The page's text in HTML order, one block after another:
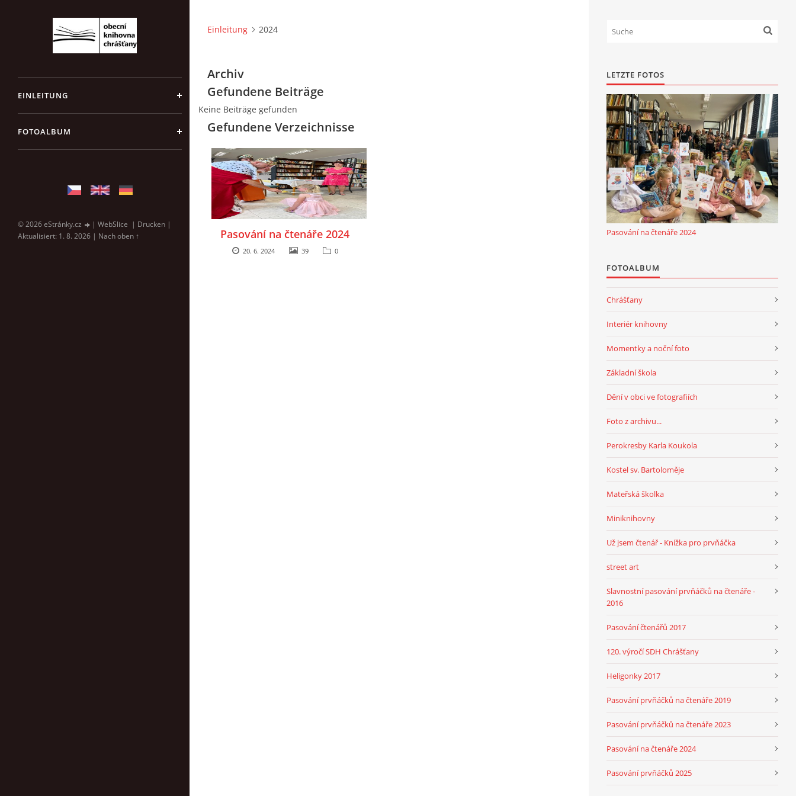
EINLEITUNG
FOTOALBUM
© 2026 eStránky.cz | WebSlice | Drucken |
Aktualisiert: 1. 8. 2026 | Nach oben ↑
Einleitung 2024
Archiv
Gefundene Beiträge
Keine Beiträge gefunden
Gefundene Verzeichnisse
Pasování na čtenáře 2024
20. 6. 2024 39 0
LETZTE FOTOS
Pasování na čtenáře 2024
FOTOALBUM
Chrášťany
Interiér knihovny
Momentky a noční foto
Základní škola
Dění v obci ve fotografiích
Foto z archivu...
Perokresby Karla Koukola
Kostel sv. Bartoloměje
Mateřská školka
Miniknihovny
Už jsem čtenář - Knížka pro prvňáčka
street art
Slavnostní pasování prvňáčků na čtenáře -
2016
Pasování čtenářů 2017
120. výročí SDH Chrášťany
Heligonky 2017
Pasování prvňáčků na čtenáře 2019
Pasování prvňáčků na čtenáře 2023
Pasování na čtenáře 2024
Pasování prvňáčků 2025